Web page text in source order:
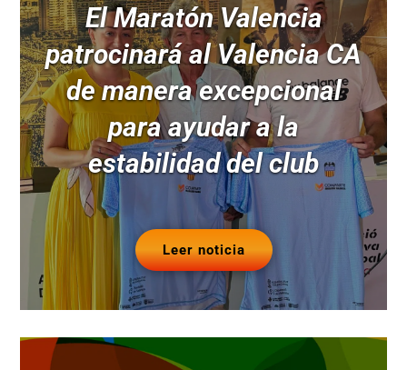
El Maratón Valencia
patrocinará al Valencia CA
de manera excepcional
para ayudar a la
estabilidad del club
Leer noticia